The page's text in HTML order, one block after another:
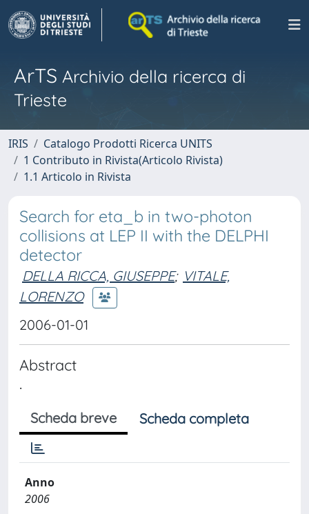
ArTS Archivio della ricerca di
Trieste
IRIS
Catalogo Prodotti Ricerca UNITS
1 Contributo in Rivista(Articolo Rivista)
1.1 Articolo in Rivista
Search for eta_b in two-photon
collisions at LEP II with the DELPHI
detector
DELLA RICCA, GIUSEPPE; VITALE,
LORENZO
2006-01-01
Abstract
.
Scheda breve Scheda completa
Anno
2006